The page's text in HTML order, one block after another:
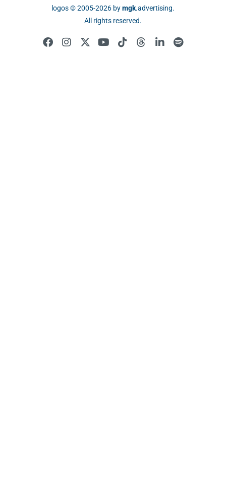
logos © 2005-2026 bymgk.advertising.
All rights reserved.